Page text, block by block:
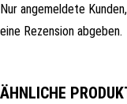
Nur angemeldete
eine Rezension abgeben.
ÄHNLICHE